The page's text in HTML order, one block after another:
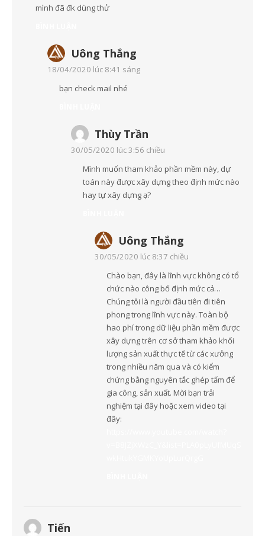
mình đã đk dùng thử
Uông Thắng
18/04/2020 lúc 8:41 sáng
bạn check mail nhé
Thùy Trần
30/05/2020 lúc 3:56 chiều
Mình muốn tham khảo phần mềm này, dự
toán này được xây dựng theo định mức nào
hay tự xây dựng ạ?
Uông Thắng
30/05/2020 lúc 8:37 chiều
Chào bạn, đây là lĩnh vực không có tổ
chức nào công bố định mức cả…
Chúng tôi là người đầu tiên đi tiên
phong trong lĩnh vực này. Toàn bộ
hao phí trong dữ liệu phần mềm được
xây dựng trên cơ sở tham khảo khối
lượng sản xuất thực tế từ các xưởng
trong nhiều năm qua và có kiểm
chứng bằng nguyên tắc ghép tấm để
gia công, sản xuất. Mời bạn trải
nghiệm tại đây hoặc xem video tại
đây:
Tiến